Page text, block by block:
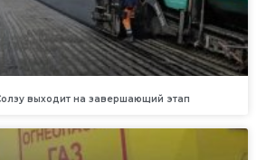
выходит на завершающий этап